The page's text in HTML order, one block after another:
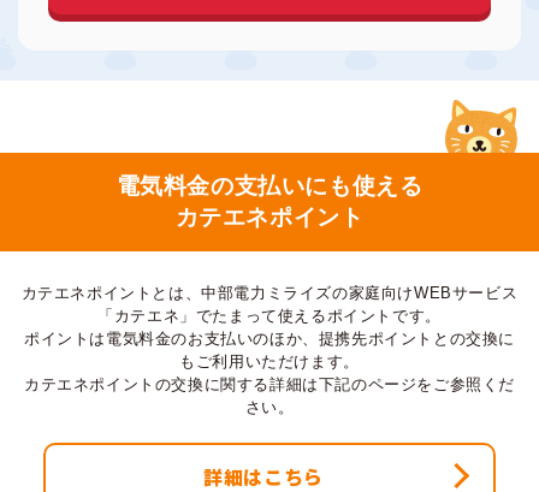
電気料金の支払いにも使える
カテエネポイント
カテエネポイントとは、中部電力ミライズの家庭向けWEBサービス
「カテエネ」でたまって使えるポイントです。
ポイントは電気料金のお支払いのほか、提携先ポイントとの交換に
もご利用いただけます。
カテエネポイントの交換に関する詳細は下記のページをご参照くだ
さい。
詳細はこちら